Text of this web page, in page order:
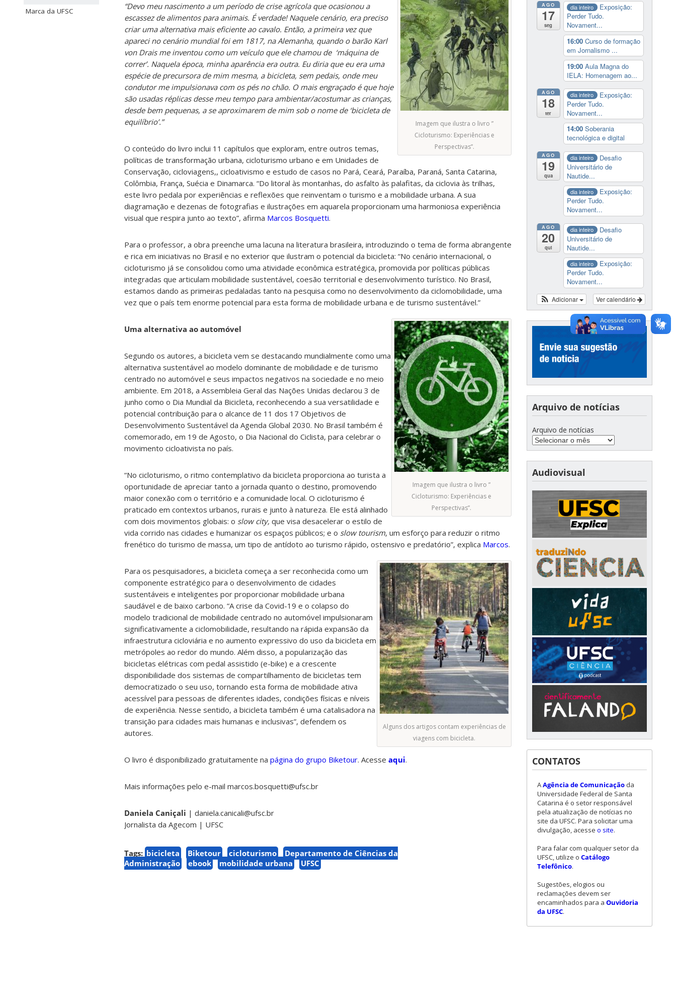
Marca da UFSC
Imagem que ilustra o livro ”
Cicloturismo: Experiências e
Perspectivas”.
“Devo meu nascimento a um período de crise agrícola que ocasionou a
escassez de alimentos para animais. É verdade! Naquele cenário, era preciso
criar uma alternativa mais eficiente ao cavalo. Então, a primeira vez que
apareci no cenário mundial foi em 1817, na Alemanha, quando o barão Karl
von Drais me inventou como um veículo que ele chamou de ‘máquina de
correr’. Naquela época, minha aparência era outra. Eu diria que eu era uma
espécie de precursora de mim mesma, a bicicleta, sem pedais, onde meu
condutor me impulsionava com os pés no chão. O mais engraçado é que hoje
são usadas réplicas desse meu tempo para ambientar/acostumar as crianças,
desde bem pequenas, a se aproximarem de mim sob o nome de ‘bicicleta de
equilíbrio’.”
O conteúdo do livro inclui 11 capítulos que exploram, entre outros temas,
políticas de transformação urbana, cicloturismo urbano e em Unidades de
Conservação, cicloviagens,, cicloativismo e estudo de casos no Pará, Ceará, Paraíba, Paraná, Santa Catarina,
Colômbia, França, Suécia e Dinamarca. “Do litoral às montanhas, do asfalto às palafitas, da ciclovia às trilhas,
este livro pedala por experiências e reflexões que reinventam o turismo e a mobilidade urbana. A sua
diagramação e dezenas de fotografias e ilustrações em aquarela proporcionam uma harmoniosa experiência
visual que respira junto ao texto”, afirma Marcos Bosquetti.
Para o professor, a obra preenche uma lacuna na literatura brasileira, introduzindo o tema de forma abrangente
e rica em iniciativas no Brasil e no exterior que ilustram o potencial da bicicleta: “No cenário internacional, o
cicloturismo já se consolidou como uma atividade econômica estratégica, promovida por políticas públicas
integradas que articulam mobilidade sustentável, coesão territorial e desenvolvimento turístico. No Brasil,
estamos dando as primeiras pedaladas tanto na pesquisa como no desenvolvimento da ciclomobilidade, uma
vez que o país tem enorme potencial para esta forma de mobilidade urbana e de turismo sustentável.”
Imagem que ilustra o livro ”
Cicloturismo: Experiências e
Perspectivas”.
Uma alternativa ao automóvel
Segundo os autores, a bicicleta vem se destacando mundialmente como uma
alternativa sustentável ao modelo dominante de mobilidade e de turismo
centrado no automóvel e seus impactos negativos na sociedade e no meio
ambiente. Em 2018, a Assembleia Geral das Nações Unidas declarou 3 de
junho como o Dia Mundial da Bicicleta, reconhecendo a sua versatilidade e
potencial contribuição para o alcance de 11 dos 17 Objetivos de
Desenvolvimento Sustentável da Agenda Global 2030. No Brasil também é
comemorado, em 19 de Agosto, o Dia Nacional do Ciclista, para celebrar o
movimento cicloativista no país.
“No cicloturismo, o ritmo contemplativo da bicicleta proporciona ao turista a
oportunidade de apreciar tanto a jornada quanto o destino, promovendo
maior conexão com o território e a comunidade local. O cicloturismo é
praticado em contextos urbanos, rurais e junto à natureza. Ele está alinhado
com dois movimentos globais: o slow city, que visa desacelerar o estilo de
vida corrido nas cidades e humanizar os espaços públicos; e o slow tourism, um esforço para reduzir o ritmo
frenético do turismo de massa, um tipo de antídoto ao turismo rápido, ostensivo e predatório”, explica Marcos.
Alguns dos artigos contam experiências de
viagens com bicicleta.
Para os pesquisadores, a bicicleta começa a ser reconhecida como um
componente estratégico para o desenvolvimento de cidades
sustentáveis e inteligentes por proporcionar mobilidade urbana
saudável e de baixo carbono. “A crise da Covid-19 e o colapso do
modelo tradicional de mobilidade centrado no automóvel impulsionaram
significativamente a ciclomobilidade, resultando na rápida expansão da
infraestrutura cicloviária e no aumento expressivo do uso da bicicleta em
metrópoles ao redor do mundo. Além disso, a popularização das
bicicletas elétricas com pedal assistido (e-bike) e a crescente
disponibilidade dos sistemas de compartilhamento de bicicletas tem
democratizado o seu uso, tornando esta forma de mobilidade ativa
acessível para pessoas de diferentes idades, condições físicas e níveis
de experiência. Nesse sentido, a bicicleta também é uma catalisadora na
transição para cidades mais humanas e inclusivas”, defendem os
autores.
O livro é disponibilizado gratuitamente na página do grupo Biketour. Acesse aqui.
Mais informações pelo e-mail marcos.bosquetti@ufsc.br
Daniela Caniçali | daniela.canicali@ufsc.br
Jornalista da Agecom | UFSC
Tags: bicicleta Biketour cicloturismo
Departamento de Ciências da
Administração
ebook mobilidade urbana UFSC
AGO
17
seg
dia inteiro
Exposição:
Perder Tudo.
Novament...
16:00 Curso de formação
em Jornalismo ...
19:00 Aula Magna do
IELA: Homenagem ao...
AGO
18
ter
dia inteiro
Exposição:
Perder Tudo.
Novament...
14:00 Soberania
tecnológica e digital
AGO
19
qua
dia inteiro
Desafio
Universitário de
Nautide...
dia inteiro
Exposição:
Perder Tudo.
Novament...
AGO
20
qui
dia inteiro
Desafio
Universitário de
Nautide...
dia inteiro
Exposição:
Perder Tudo.
Novament...
Ver calendário
Adicionar
Arquivo de notícias
Arquivo de notícias
Audiovisual
CONTATOS
AAgência de Comunicação da
Universidade Federal de Santa
Catarina é o setor responsável
pela atualização de notícias no
site da UFSC. Para solicitar uma
divulgação, acesse o site.
Para falar com qualquer setor da
UFSC, utilize o Catálogo
Telefônico.
Sugestões, elogios ou
reclamações devem ser
encaminhados para a Ouvidoria
da UFSC.